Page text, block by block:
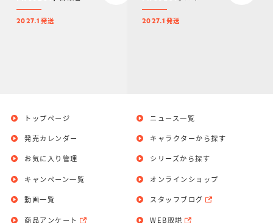
2027年1月発送】
2027.1 発送
トラ ガオタートル＆ガ
オトッピー【プレミア
2027.1 発送
トップページ
発売カレンダー
お気に入り管理
ニュース一覧
キャラクターから探す
シリーズから探す
キャンペーン一覧
動画一覧
商品アンケート
オンラインショップ
スタッフブログ
WEB取説